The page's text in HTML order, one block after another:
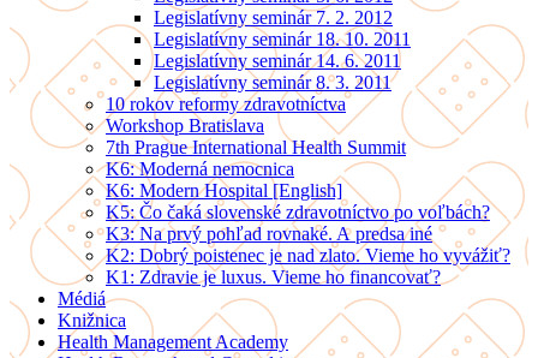
Legislatívny seminár 7. 2. 2012
Legislatívny seminár 18. 10. 2011
Legislatívny seminár 14. 6. 2011
Legislatívny seminár 8. 3. 2011
10 rokov reformy zdravotníctva
Workshop Bratislava
7th Prague International Health Summit
K6: Moderná nemocnica
K6: Modern Hospital [English]
K5: Čo čaká slovenské zdravotníctvo po voľbách?
K3: Na prvý pohľad rovnaké. A predsa iné
K2: Dobrý poistenec je nad zlato. Vieme ho vyvážiť?
K1: Zdravie je luxus. Vieme ho financovať?
Médiá
Knižnica
Health Management Academy